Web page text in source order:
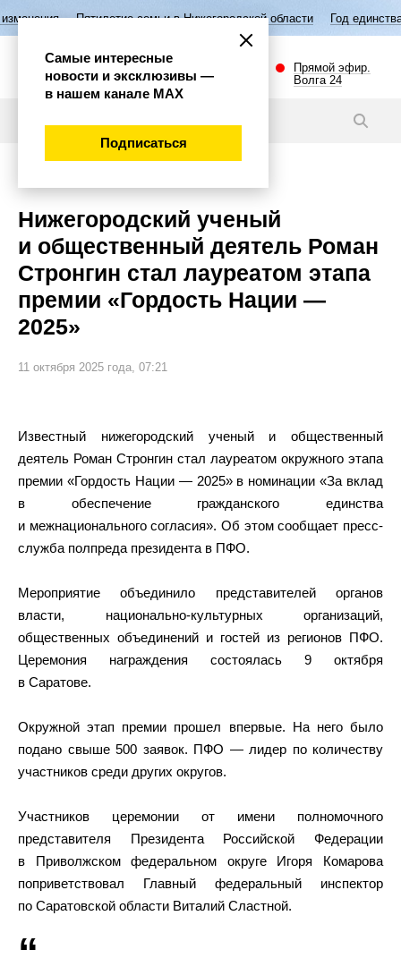
семьи в Нижегородской области Год единства народов России
Прямой эфир.
Волга 24
Нижегородский ученый
и общественный деятель Роман
Стронгин стал лауреатом этапа
премии «Гордость Нации —
2025»
11 октября 2025 года, 07:21
Известный нижегородский ученый и общественный
деятель Роман Стронгин стал лауреатом окружного этапа
премии «Гордость Нации — 2025» в номинации «За вклад
в обеспечение гражданского единства
и межнационального согласия». Об этом сообщает пресс-
служба полпреда президента в ПФО.
Мероприятие объединило представителей органов
власти, национально-культурных организаций,
общественных объединений и гостей из регионов ПФО.
Церемония награждения состоялась 9 октября
в Саратове.
Окружной этап премии прошел впервые. На него было
подано свыше 500 заявок. ПФО — лидер по количеству
участников среди других округов.
Участников церемонии от имени полномочного
представителя Президента Российской Федерации
в Приволжском федеральном округе Игоря Комарова
поприветствовал Главный федеральный инспектор
по Саратовской области Виталий Сластной.
Самые интересные
новости и эксклюзивы —
в нашем канале МАХ
Подписаться